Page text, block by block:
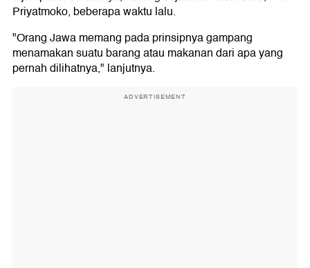
Priyatmoko, beberapa waktu lalu.
"Orang Jawa memang pada prinsipnya gampang
menamakan suatu barang atau makanan dari apa yang
pernah dilihatnya," lanjutnya.
ADVERTISEMENT